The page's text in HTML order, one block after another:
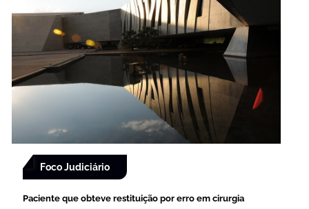
Foco Judiciário
Paciente que obteve restituição por erro em cirurgia